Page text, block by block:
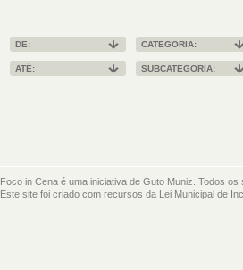
DE:
ATÉ:
CATEGORIA:
SUBCATEGORIA:
Foco in Cena é uma iniciativa de Guto Muniz. Todos
Este site foi criado com recursos da Lei Municipal de